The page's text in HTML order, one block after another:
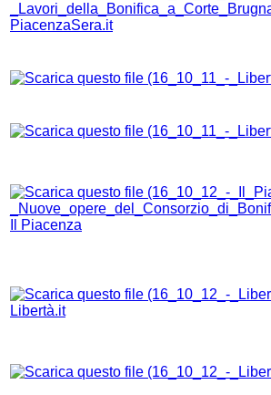
PiacenzaSera.it
Il Piacenza
Libertà.it